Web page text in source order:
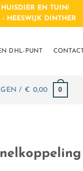
EN TUIN!
- HEESWIJK DINTHER
DHL-PUNT
/ € 0,00 0